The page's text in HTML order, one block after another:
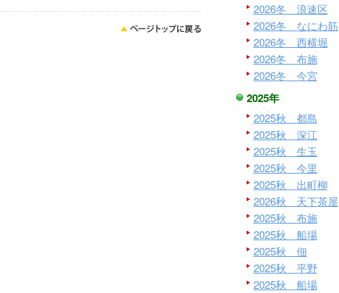
2026冬 浪速区
2026冬 なにわ筋
2026冬 西横堀
2026冬 布施
2026冬 今宮
2025年
2025秋 都島
2025秋 深江
2025秋 生玉
2025秋 今里
2025秋 出町柳
2026秋 天下茶屋
2025秋 布施
2025秋 船場
2025秋 佃
2025秋 平野
2025秋 船場